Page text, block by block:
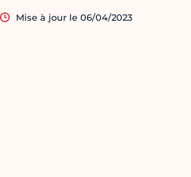
Mise à jour le 06/04/2023